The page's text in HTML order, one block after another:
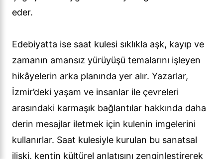
eder.
Edebiyatta ise saat kulesi sıklıkla aşk, kayıp ve
zamanın amansız yürüyüşü temalarını işleyen
hikâyelerin arka planında yer alır. Yazarlar,
İzmir’deki yaşam ve insanlar ile çevreleri
arasındaki karmaşık bağlantılar hakkında daha
derin mesajlar iletmek için kulenin imgelerini
kullanırlar. Saat kulesiyle kurulan bu sanatsal
ilişki, kentin kültürel anlatısını zenginleştirerek